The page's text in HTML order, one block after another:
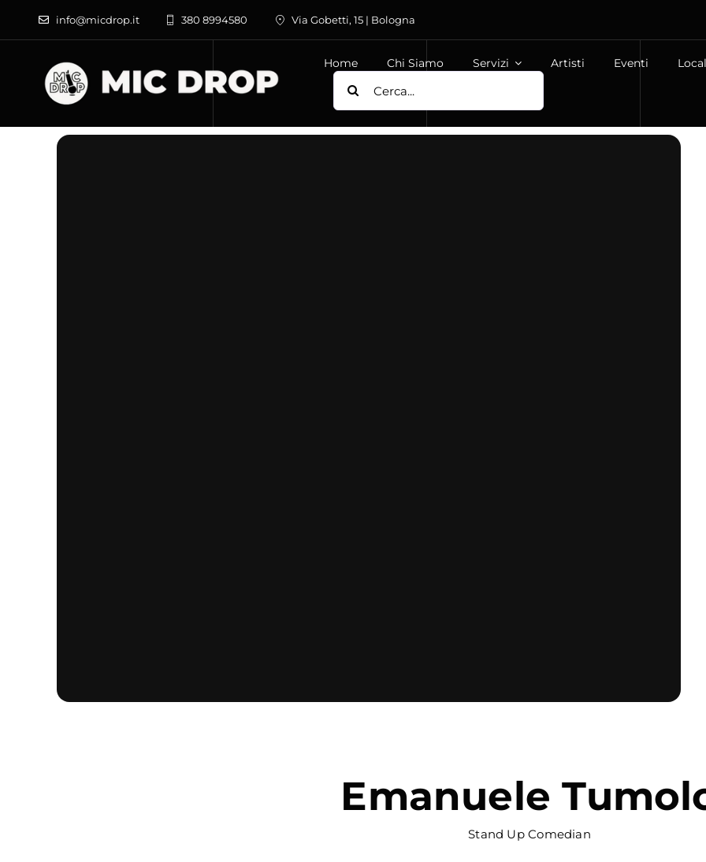
info@micdrop.it 380 8994580 Via Gobetti, 15 | Bologna
Home Chi Siamo Servizi Artisti Eventi
Cerca
per:
Emanuele
Stand Up Comedian